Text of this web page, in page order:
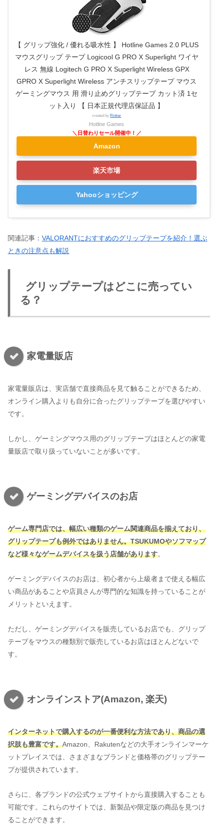
【 グリップ強化 / 優れる吸水性 】 Hotline Games 2.0 PLUS
マウスグリップ テープ Logicool G PRO X Superlight ワイヤ
レス 無線 Logitech G PRO X Superlight Wireless GPX
GPRO X Superlight Wireless アンチスリップテープ マウス
ゲーミングマウス 用 滑り止めグリップテープ カット済 1セ
ット入り 【 日本正規代理店保証品 】
created by Rinker
Hotline Games
Amazon
楽天市場
Yahooショッピング
関連記事： VALORANTにおすすめのグリップテープを紹介！選ぶ
ときの注意点も解説
グリップテープはどこに売ってい
る？
家電量販店
家電量販店は、実店舗で直接商品を見て触ることができるため、
オンライン購入よりも自分に合ったグリップテープを選びやすい
です。
しかし、ゲーミングマウス用のグリップテープはほとんどの家電
量販店で取り扱っていないことが多いです。
ゲーミングデバイスのお店
ゲーム専門店では、幅広い種類のゲーム関連商品を揃えており、
グリップテープも例外ではありません。TSUKUMOやソフマップ
など様々なゲームデバイスを扱う店舗があります。
ゲーミングデバイスのお店は、初心者から上級者まで使える幅広
い商品があることや店員さんが専門的な知識を持っていることが
メリットといえます。
ただし、ゲーミングデバイスを販売しているお店でも、グリップ
テープをマウスの種類別で販売しているお店はほとんどないで
す。
オンラインストア(Amazon, 楽天)
インターネットで購入するのが一番便利な方法であり、商品の選
択肢も豊富です。Amazon、Rakutenなどの大手オンラインマーケ
ットプレイスでは、さまざまなブランドと価格帯のグリップテー
プが提供されています。
さらに、各ブランドの公式ウェブサイトから直接購入することも
可能です。これらのサイトでは、新製品や限定版の商品を見つけ
ることができます。